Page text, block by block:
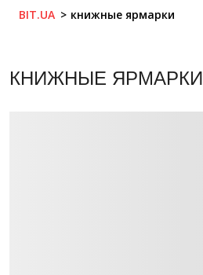
BIT.UA книжные ярмарки
КНИЖНЫЕ ЯРМАРКИ